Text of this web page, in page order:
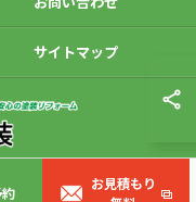
お見積もり
サイトマップ